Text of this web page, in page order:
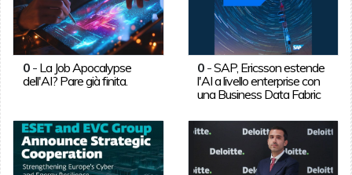
0- La Job Apocalypse
dell'AI? Pare già finita.
0 -SAP, Ericsson estende
l'AI a livello enterprise con
una Business Data Fabric